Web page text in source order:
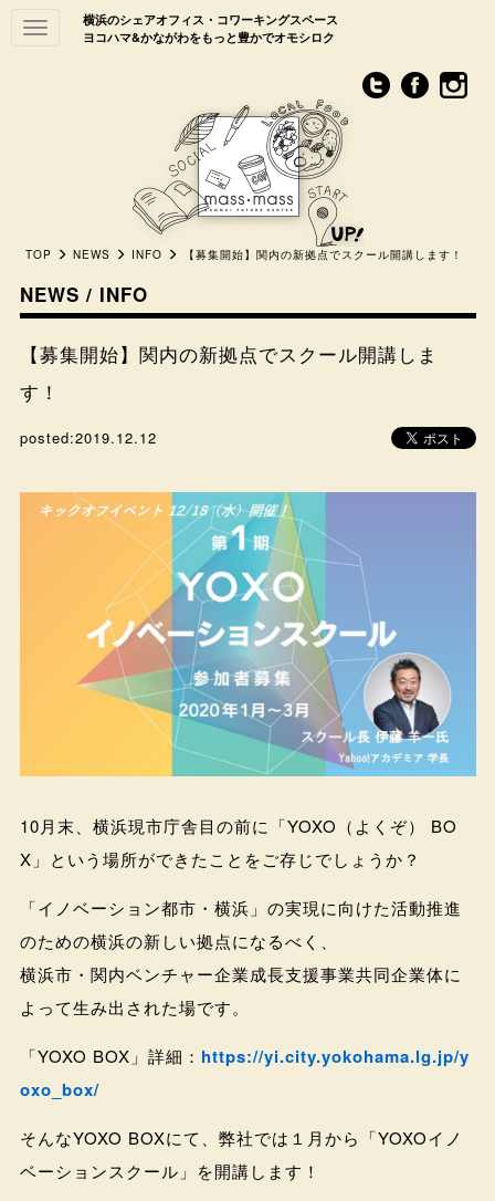
横浜のシェアオフィス・コワーキングスペース
ヨコハマ&かながわをもっと豊かでオモシロク
Toggle
navigation
TOP NEWS INFO 【募集開始】関内の新拠点でスクール開講します！
NEWS / INFO
【募集開始】関内の新拠点でスクール開講しま
す！
posted:2019.12.12
10月末、横浜現市庁舎目の前に「YOXO（よくぞ） BO
X」という場所ができたことをご存じでしょうか？
「イノベーション都市・横浜」の実現に向けた活動推進
のための横浜の新しい拠点になるべく、
横浜市・関内ベンチャー企業成長支援事業共同企業体に
よって生み出された場です。
「YOXO BOX」詳細： https://yi.city.yokohama.lg.jp/y
oxo_box/
そんなYOXO BOXにて、弊社では１月から「YOXOイノ
ベーションスクール」を開講します！